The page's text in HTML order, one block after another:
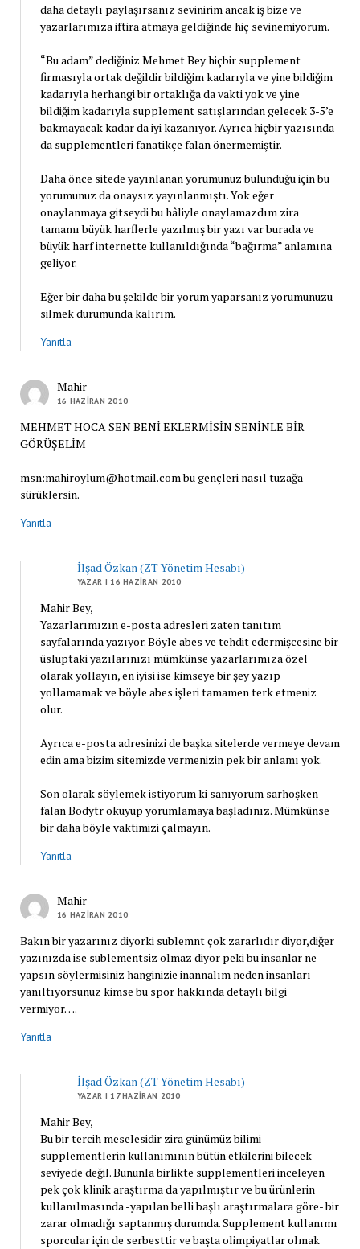
daha detaylı paylaşırsanız sevinirim ancak iş bize ve
yazarlarımıza iftira atmaya geldiğinde hiç sevinemiyorum.
“Bu adam” dediğiniz Mehmet Bey hiçbir supplement
firmasıyla ortak değildir bildiğim kadarıyla ve yine bildiğim
kadarıyla herhangi bir ortaklığa da vakti yok ve yine
bildiğim kadarıyla supplement satışlarından gelecek 3-5’e
bakmayacak kadar da iyi kazanıyor. Ayrıca hiçbir yazısında
da supplementleri fanatikçe falan önermemiştir.
Daha önce sitede yayınlanan yorumunuz bulunduğu için bu
yorumunuz da onaysız yayınlanmıştı. Yok eğer
onaylanmaya gitseydi bu hâliyle onaylamazdım zira
tamamı büyük harflerle yazılmış bir yazı var burada ve
büyük harf internette kullanıldığında “bağırma” anlamına
geliyor.
Eğer bir daha bu şekilde bir yorum yaparsanız yorumunuzu
silmek durumunda kalırım.
Yanıtla
Mahir
16 HAZIRAN 2010
MEHMET HOCA SEN BENİ EKLERMİSİN SENİNLE BİR
GÖRÜŞELİM
msn:mahiroylum@hotmail.com bu gençleri nasıl tuzağa
sürüklersin.
Yanıtla
İlşad Özkan (ZT Yönetim Hesabı)
YAZAR | 16 HAZIRAN 2010
Mahir Bey,
Yazarlarımızın e-posta adresleri zaten tanıtım
sayfalarında yazıyor. Böyle abes ve tehdit edermişcesine bir
üsluptaki yazılarınızı mümkünse yazarlarımıza özel
olarak yollayın, en iyisi ise kimseye bir şey yazıp
yollamamak ve böyle abes işleri tamamen terk etmeniz
olur.
Ayrıca e-posta adresinizi de başka sitelerde vermeye devam
edin ama bizim sitemizde vermenizin pek bir anlamı yok.
Son olarak söylemek istiyorum ki sanıyorum sarhoşken
falan Bodytr okuyup yorumlamaya başladınız. Mümkünse
bir daha böyle vaktimizi çalmayın.
Yanıtla
Mahir
16 HAZIRAN 2010
Bakın bir yazarınız diyorki sublemnt çok zararlıdır diyor,diğer
yazınızda ise sublementsiz olmaz diyor peki bu insanlar ne
yapsın söylermisiniz hanginizie inannalım neden insanları
yanıltıyorsunuz kimse bu spor hakkında detaylı bilgi
vermiyor….
Yanıtla
İlşad Özkan (ZT Yönetim Hesabı)
YAZAR | 17 HAZIRAN 2010
Mahir Bey,
Bu bir tercih meselesidir zira günümüz bilimi
supplementlerin kullanımının bütün etkilerini bilecek
seviyede değil. Bununla birlikte supplementleri inceleyen
pek çok klinik araştırma da yapılmıştır ve bu ürünlerin
kullanılmasında -yapılan belli başlı araştırmalara göre- bir
zarar olmadığı saptanmış durumda. Supplement kullanımı
sporcular için de serbesttir ve başta olimpiyatlar olmak